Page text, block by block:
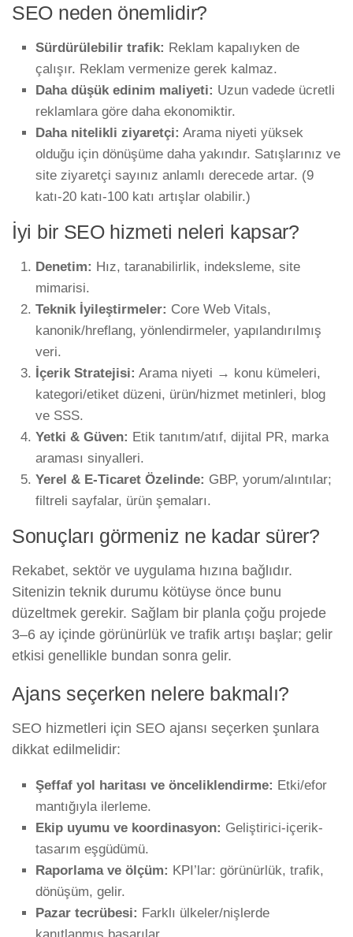
SEO neden önemlidir?
Sürdürülebilir trafik: Reklam kapalıyken de
çalışır. Reklam vermenize gerek kalmaz.
Daha düşük edinim maliyeti: Uzun vadede ücretli
reklamlara göre daha ekonomiktir.
Daha nitelikli ziyaretçi: Arama niyeti yüksek
olduğu için dönüşüme daha yakındır. Satışlarınız ve
site ziyaretçi sayınız anlamlı derecede artar. (9
katı-20 katı-100 katı artışlar olabilir.)
İyi bir SEO hizmeti neleri kapsar?
Denetim: Hız, taranabilirlik, indeksleme, site
mimarisi.
Teknik İyileştirmeler: Core Web Vitals,
kanonik/hreflang, yönlendirmeler, yapılandırılmış
veri.
İçerik Stratejisi: Arama niyeti → konu kümeleri,
kategori/etiket düzeni, ürün/hizmet metinleri, blog
ve SSS.
Yetki & Güven: Etik tanıtım/atıf, dijital PR, marka
araması sinyalleri.
Yerel & E-Ticaret Özelinde: GBP, yorum/alıntılar;
filtreli sayfalar, ürün şemaları.
Sonuçları görmeniz ne kadar sürer?
Rekabet, sektör ve uygulama hızına bağlıdır.
Sitenizin teknik durumu kötüyse önce bunu
düzeltmek gerekir. Sağlam bir planla çoğu projede
3–6 ay içinde görünürlük ve trafik artışı başlar; gelir
etkisi genellikle bundan sonra gelir.
Ajans seçerken nelere bakmalı?
SEO hizmetleri için SEO ajansı seçerken şunlara
dikkat edilmelidir:
Şeffaf yol haritası ve önceliklendirme: Etki/efor
mantığıyla ilerleme.
Ekip uyumu ve koordinasyon: Geliştirici-içerik-
tasarım eşgüdümü.
Raporlama ve ölçüm: KPI’lar: görünürlük, trafik,
dönüşüm, gelir.
Pazar tecrübesi: Farklı ülkeler/nişlerde